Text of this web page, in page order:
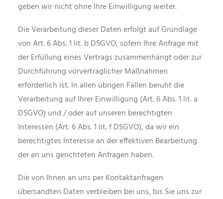
geben wir nicht ohne Ihre Einwilligung weiter.
Die Verarbeitung dieser Daten erfolgt auf Grundlage
von Art. 6 Abs. 1 lit. b DSGVO, sofern Ihre Anfrage mit
der Erfüllung eines Vertrags zusammenhängt oder zur
Durchführung vorvertraglicher Maßnahmen
erforderlich ist. In allen übrigen Fällen beruht die
Verarbeitung auf Ihrer Einwilligung (Art. 6 Abs. 1 lit. a
DSGVO) und / oder auf unseren berechtigten
Interessen (Art. 6 Abs. 1 lit. f DSGVO), da wir ein
berechtigtes Interesse an der effektiven Bearbeitung
der an uns gerichteten Anfragen haben.
Die von Ihnen an uns per Kontaktanfragen
übersandten Daten verbleiben bei uns, bis Sie uns zur